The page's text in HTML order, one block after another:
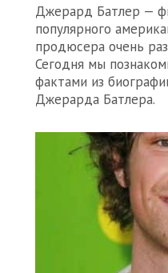
Джерард Батлер —
популярного
продюсера очень
Сегодня мы
фактами из
Джерарда Батлера.